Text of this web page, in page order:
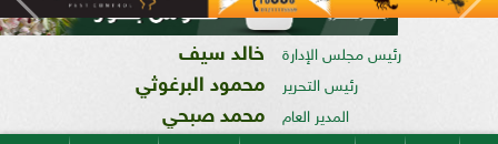
رئيس مجلس الإدارة خالد سيف
رئيس التحرير محمود البرغوثي
المدير العام محمد صبحي